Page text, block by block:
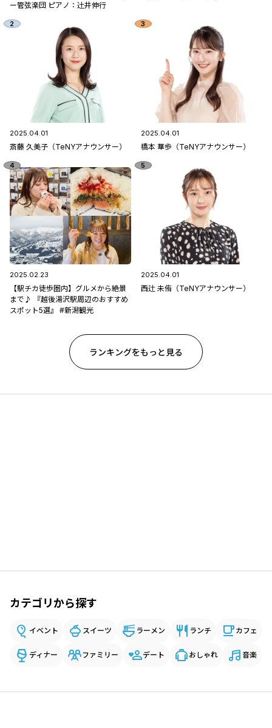
ー管弦楽団 ピアノ：辻󠄀井伸行
2025.04.01
斎藤 久美子（TeNYアナウンサー）
2025.04.01
橋本 華歩（TeNYアナウンサー）
2025.02.23
【駅チカ徒歩圏内】グルメから絶景
まで♪ 『越後湯沢駅周辺のおすすめ
スポット5選』 #新潟観光
2025.04.01
西辻 未侑（TeNYアナウンサー）
ランキングをもっと見る
カテゴリから探す
イベント スイーツ ラーメン ランチ カフェ
ディナー ファミリー デート おしゃれ 音楽